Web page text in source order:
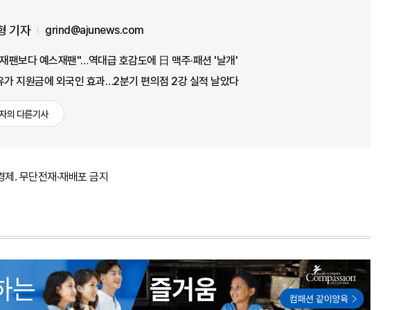
기자 grind@ajunews.com
팬보다 예스재팬"…역대급 호감도에 日 맥주·패션 '날개'
가 지원금에 외국인 효과…2분기 편의점 2강 실적 날았다
의 다른기사
. 무단전재·재배포 금지